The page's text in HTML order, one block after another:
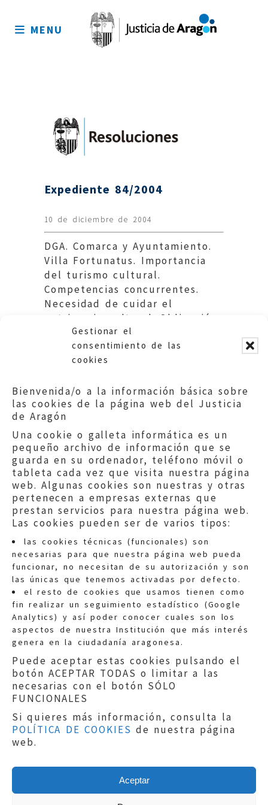
Gestionar el
consentimiento de las
cookies
Bienvenida/o a la información básica sobre
las cookies de la página web del Justicia
de Aragón
Una cookie o galleta informática es un
pequeño archivo de información que se
guarda en su ordenador, teléfono móvil o
tableta cada vez que visita nuestra página
web. Algunas cookies son nuestras y otras
pertenecen a empresas externas que
prestan servicios para nuestra página web.
Las cookies pueden ser de varios tipos:
las cookies técnicas (funcionales) son
necesarias para que nuestra página web pueda
funcionar, no necesitan de su autorización y son
las únicas que tenemos activadas por defecto.
el resto de cookies que usamos tienen como
fin realizar un seguimiento estadístico (Google
Analytics) y así poder conocer cuales son los
aspectos de nuestra Institución que más interés
genera en la ciudadanía aragonesa.
Puede aceptar estas cookies pulsando el
botón ACEPTAR TODAS o limitar a las
necesarias con el botón SÓLO
FUNCIONALES
Si quieres más información, consulta la
POLÍTICA DE COOKIES de nuestra página
web.
Aceptar
sitio
MENU
Expediente 84/2004
10 de diciembre de 2004
DGA. Comarca y Ayuntamiento.
Villa Fortunatus. Importancia
del turismo cultural.
Competencias concurrentes.
Necesidad de cuidar el
patrimonio cultural. Obligación
de colaborar con el Justicia.
Quejas:quejas@eljusticiadearagon.es
Información general:
informacion@eljusticiadearagon.es
Teléfonos:900 210 210/
Aviso legal|Política de privacidad|
Protección de Datos
Política de cookies
Copyright © 2019El Justicia de Aragón|